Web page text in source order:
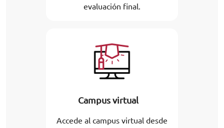
evaluación final.
Campus virtual
Accede al campus virtual desde